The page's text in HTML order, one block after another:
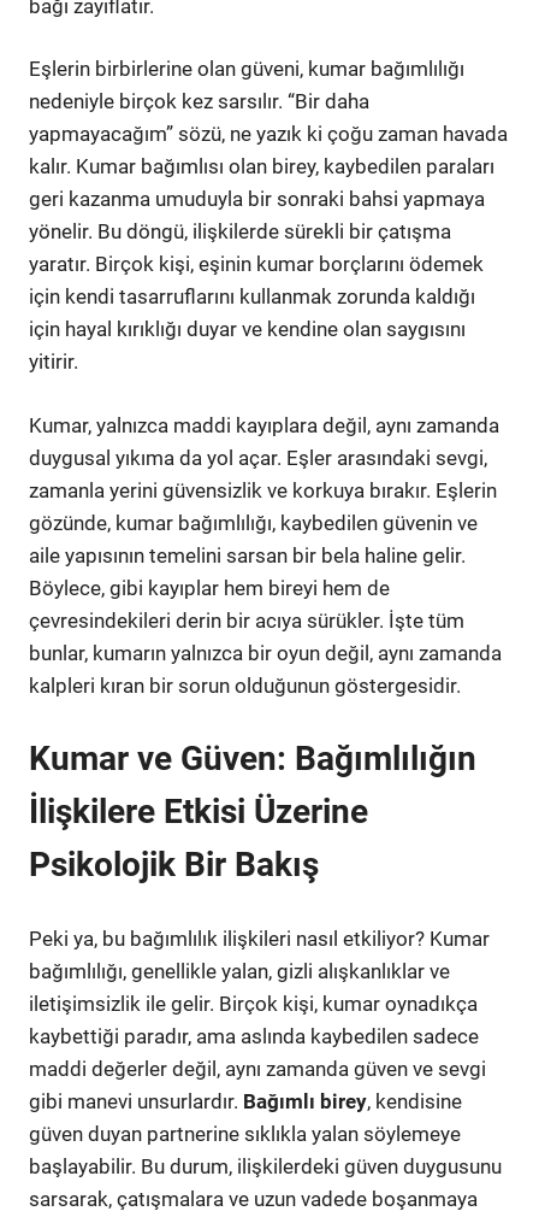
bağı zayıflatır.
Eşlerin birbirlerine olan güveni, kumar bağımlılığı
nedeniyle birçok kez sarsılır. “Bir daha
yapmayacağım” sözü, ne yazık ki çoğu zaman havada
kalır. Kumar bağımlısı olan birey, kaybedilen paraları
geri kazanma umuduyla bir sonraki bahsi yapmaya
yönelir. Bu döngü, ilişkilerde sürekli bir çatışma
yaratır. Birçok kişi, eşinin kumar borçlarını ödemek
için kendi tasarruflarını kullanmak zorunda kaldığı
için hayal kırıklığı duyar ve kendine olan saygısını
yitirir.
Kumar, yalnızca maddi kayıplara değil, aynı zamanda
duygusal yıkıma da yol açar. Eşler arasındaki sevgi,
zamanla yerini güvensizlik ve korkuya bırakır. Eşlerin
gözünde, kumar bağımlılığı, kaybedilen güvenin ve
aile yapısının temelini sarsan bir bela haline gelir.
Böylece, gibi kayıplar hem bireyi hem de
çevresindekileri derin bir acıya sürükler. İşte tüm
bunlar, kumarın yalnızca bir oyun değil, aynı zamanda
kalpleri kıran bir sorun olduğunun göstergesidir.
Kumar ve Güven: Bağımlılığın
İlişkilere Etkisi Üzerine
Psikolojik Bir Bakış
Peki ya, bu bağımlılık ilişkileri nasıl etkiliyor? Kumar
bağımlılığı, genellikle yalan, gizli alışkanlıklar ve
iletişimsizlik ile gelir. Birçok kişi, kumar oynadıkça
kaybettiği paradır, ama aslında kaybedilen sadece
maddi değerler değil, aynı zamanda güven ve sevgi
gibi manevi unsurlardır. Bağımlı birey, kendisine
güven duyan partnerine sıklıkla yalan söylemeye
başlayabilir. Bu durum, ilişkilerdeki güven duygusunu
sarsarak, çatışmalara ve uzun vadede boşanmaya